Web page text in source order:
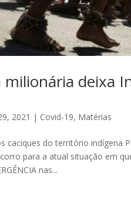
milionária deixa
2021 | Covid-19, Matérias
caciques do território indígena
para a atual situação em
nas...